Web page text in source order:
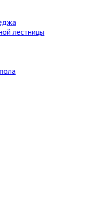
лестницы